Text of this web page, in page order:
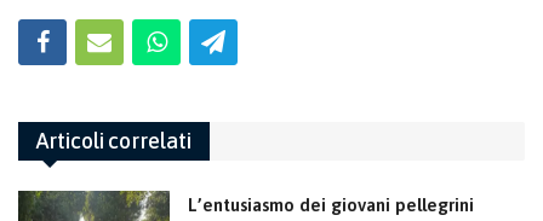
Articoli correlati
L’entusiasmo dei giovani pellegrini